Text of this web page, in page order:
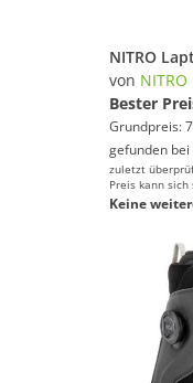
Geschlecht
von NITRO
Bester
Grundpreis:
gefunden bei
zuletzt
Preis kann
Keine